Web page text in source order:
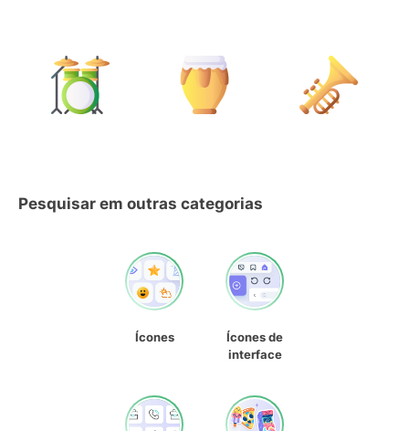
Pesquisar em outras categorias
Ícones
Ícones de
interface